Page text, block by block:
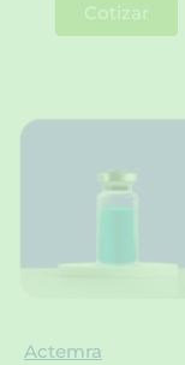
Cotizar
Actemra